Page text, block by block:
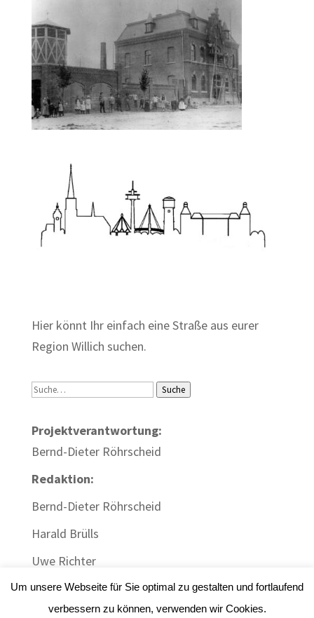
Hier könnt Ihr einfach eine Straße aus eurer
Region Willich suchen.
Suche Suche
Projektverantwortung:
Bernd-Dieter Röhrscheid
Redaktion:
Bernd-Dieter Röhrscheid
Harald Brülls
Uwe Richter
Um unsere Webseite für Sie optimal zu gestalten und fortlaufend
verbessern zu können, verwenden wir Cookies.